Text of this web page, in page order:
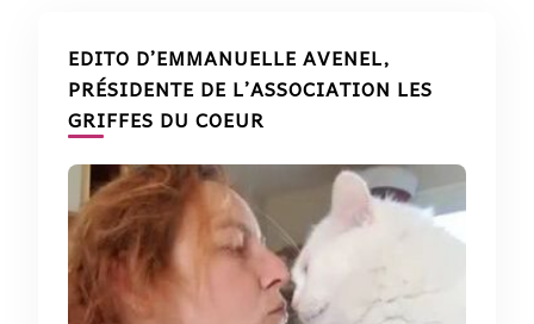
EDITO D’EMMANUELLE AVENEL,
PRÉSIDENTE DE L’ASSOCIATION LES
GRIFFES DU COEUR